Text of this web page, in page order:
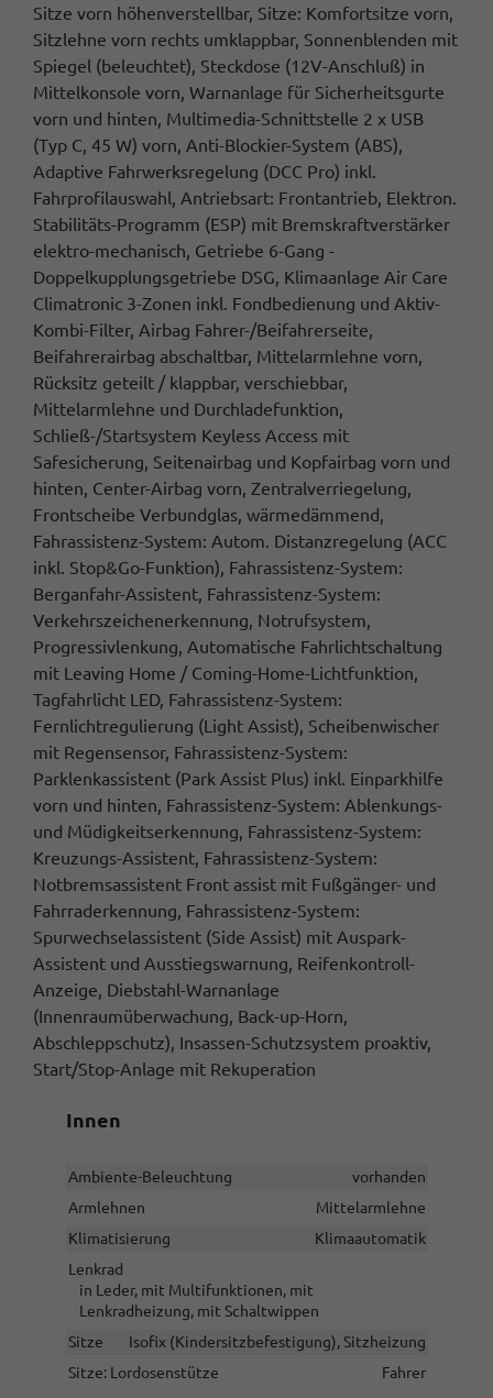
Sitze vorn höhenverstellbar, Sitze: Komfortsitze vorn,
Sitzlehne vorn rechts umklappbar, Sonnenblenden mit
Spiegel (beleuchtet), Steckdose (12V-Anschluß) in
Mittelkonsole vorn, Warnanlage für Sicherheitsgurte
vorn und hinten, Multimedia-Schnittstelle 2 x USB
(Typ C, 45 W) vorn, Anti-Blockier-System (ABS),
Adaptive Fahrwerksregelung (DCC Pro) inkl.
Fahrprofilauswahl, Antriebsart: Frontantrieb, Elektron.
Stabilitäts-Programm (ESP) mit Bremskraftverstärker
elektro-mechanisch, Getriebe 6-Gang -
Doppelkupplungsgetriebe DSG, Klimaanlage Air Care
Climatronic 3-Zonen inkl. Fondbedienung und Aktiv-
Kombi-Filter, Airbag Fahrer-/Beifahrerseite,
Beifahrerairbag abschaltbar, Mittelarmlehne vorn,
Rücksitz geteilt / klappbar, verschiebbar,
Mittelarmlehne und Durchladefunktion,
Schließ-/Startsystem Keyless Access mit
Safesicherung, Seitenairbag und Kopfairbag vorn und
hinten, Center-Airbag vorn, Zentralverriegelung,
Frontscheibe Verbundglas, wärmedämmend,
Fahrassistenz-System: Autom. Distanzregelung (ACC
inkl. Stop&Go-Funktion), Fahrassistenz-System:
Berganfahr-Assistent, Fahrassistenz-System:
Verkehrszeichenerkennung, Notrufsystem,
Progressivlenkung, Automatische Fahrlichtschaltung
mit Leaving Home / Coming-Home-Lichtfunktion,
Tagfahrlicht LED, Fahrassistenz-System:
Fernlichtregulierung (Light Assist), Scheibenwischer
mit Regensensor, Fahrassistenz-System:
Parklenkassistent (Park Assist Plus) inkl. Einparkhilfe
vorn und hinten, Fahrassistenz-System: Ablenkungs-
und Müdigkeitserkennung, Fahrassistenz-System:
Kreuzungs-Assistent, Fahrassistenz-System:
Notbremsassistent Front assist mit Fußgänger- und
Fahrraderkennung, Fahrassistenz-System:
Spurwechselassistent (Side Assist) mit Auspark-
Assistent und Ausstiegswarnung, Reifenkontroll-
Anzeige, Diebstahl-Warnanlage
(Innenraumüberwachung, Back-up-Horn,
Abschleppschutz), Insassen-Schutzsystem proaktiv,
Start/Stop-Anlage mit Rekuperation
Innen
Ambiente-Beleuchtung
vorhanden
Armlehnen
Mittelarmlehne
Klimatisierung
Klimaautomatik
Lenkrad
in Leder, mit Multifunktionen, mit
Lenkradheizung, mit Schaltwippen
Sitze
Isofix (Kindersitzbefestigung), Sitzheizung
Sitze: Lordosenstütze
Fahrer